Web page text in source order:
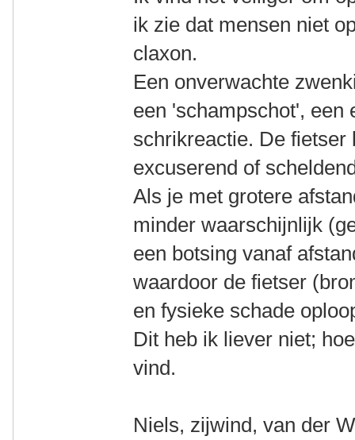
ik zie dat mensen niet
claxon.
Een onverwachte
een 'schampschot', een
schrikreactie. De
excuserend of
Als je met grotere
minder waarschijnlijk
een botsing vanaf
waardoor de fietser
en fysieke schade
Dit heb ik liever niet;
vind.
Niels, zijwind, van der